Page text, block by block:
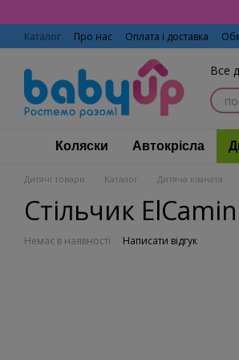
Каталог Про нас Оплата і доставка
Все
Коляски Автокрісла
Дитячі товари Каталог Дитяча кімната
Стільчик
Немає в наявності Написати відгук